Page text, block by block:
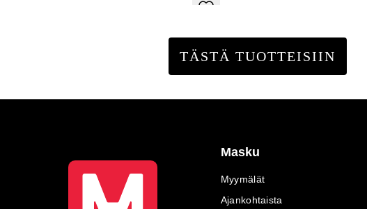
TÄSTÄ TUOTTEISIIN
Masku
Myymälät
Ajankohtaista